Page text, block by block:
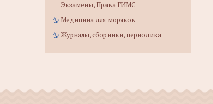
Экзамены, Права ГИМС
Медицина для моряков
Журналы, сборники, периодика